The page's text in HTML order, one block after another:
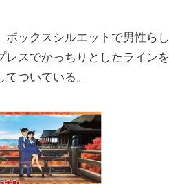
ックスシルエットで男性ら
スでかっちりとしたライン
ついている。